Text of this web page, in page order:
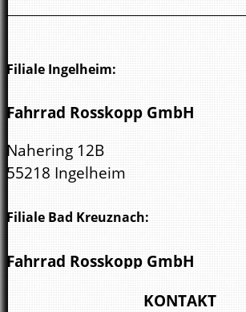
Filiale Ingelheim:
Fahrrad Rosskopp GmbH
Nahering 12B
55218 Ingelheim
Filiale Bad Kreuznach:
Fahrrad Rosskopp GmbH
KONTAKT